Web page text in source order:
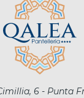
6 - Punta